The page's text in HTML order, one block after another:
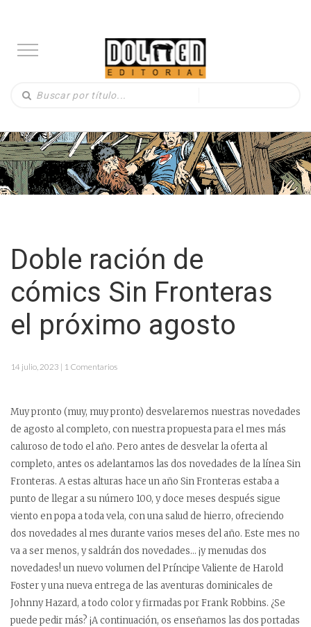
Doble ración de
cómics Sin Fronteras
el próximo agosto
14 julio, 2023 | 1 Comentarios
Muy pronto (muy, muy pronto) desvelaremos nuestras novedades
de agosto al completo, con nuestra propuesta para el mes más
caluroso de todo el año. Pero antes de desvelar la oferta al
completo, antes os adelantamos las dos novedades de la línea Sin
Fronteras. A estas alturas hace un año Sin Fronteras estaba a
punto de llegar a su número 100, y doce meses después sigue
viento en popa a toda vela, con una salud de hierro, ofreciendo
dos novedades al mes durante varios meses del año. Este mes no
va a ser menos, y saldrán dos novedades… ¡y menudas dos
novedades! un nuevo volumen del Príncipe Valiente de Harold
Foster y una nueva entrega de las aventuras dominicales de
Johnny Hazard, a todo color y firmadas por Frank Robbins. ¿Se
puede pedir más? ¡A continuación, os enseñamos las dos portadas